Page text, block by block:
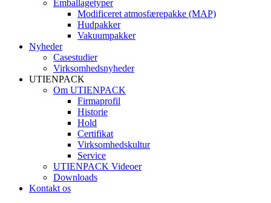
Emballagetyper
Modificeret atmosfærepakke (MAP)
Hudpakker
Vakuumpakker
Nyheder
Casestudier
Virksomhedsnyheder
UTIENPACK
Om UTIENPACK
Firmaprofil
Historie
Hold
Certifikat
Virksomhedskultur
Service
UTIENPACK Videoer
Downloads
Kontakt os